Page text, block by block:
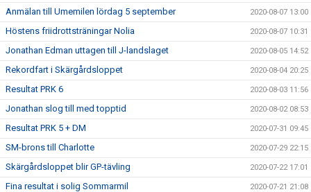
Anmälan till Umemilen lördag 5 september 2020-08-07 13:00
Höstens friidrottsträningar Nolia 2020-08-07 10:31
Jonathan Edman uttagen till J-landslaget 2020-08-05 14:52
Rekordfart i Skärgårdsloppet 2020-08-04 20:25
Resultat PRK 6 2020-08-03 11:56
Jonathan slog till med topptid 2020-08-02 08:53
Resultat PRK 5 + DM 2020-07-31 09:45
SM-brons till Charlotte 2020-07-29 22:15
Skärgårdsloppet blir GP-tävling 2020-07-22 17:01
Fina resultat i solig Sommarmil 2020-07-21 21:08